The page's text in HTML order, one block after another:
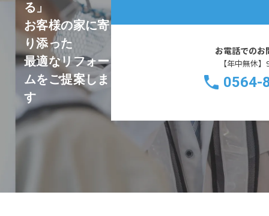
る」
お客様の家に寄
り添った
最適なリフォー
ムをご提案しま
す
お電話でのお
【年中無休
0564-